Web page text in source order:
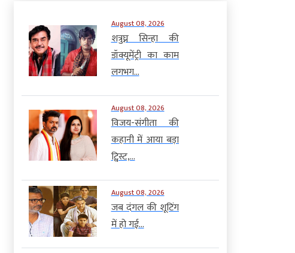
August 08, 2026
शत्रुघ्न सिन्हा की
डॉक्यूमेंट्री का काम
लगभग...
August 08, 2026
विजय-संगीता की
कहानी में आया बड़ा
ट्विस्ट,...
August 08, 2026
जब दंगल की शूटिंग
में हो गई...